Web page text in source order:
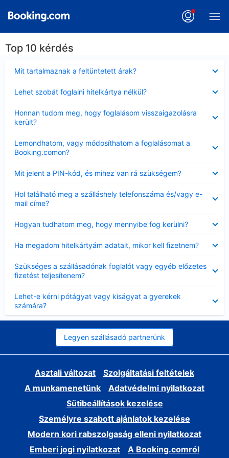
Top 10 kérdés
Mit tartalmaznak a feltüntetett árak?
Lehet szobát foglalni hitelkártya nélkül?
Honnan tudom meg, hogy foglalásom visszaigazolásra
került?
Lemondhatom, vagy módosíthatom a foglalásomat a
Booking.comon?
Mit jelent a PIN-kód, és mihez van rá szükségem?
Hol található meg a szálláshely telefonszáma és/vagy e-
mail címe?
Hogyan tudhatom meg, hogy mennyibe fog kerülni?
Ha megadom hitelkártyám adatait, mikor kell fizetnem?
Szükséges a szállásadónak foglalót vagy egyéb előzetes
fizetést teljesítenem?
Lehet-e kérni pótágyat vagy kiságyat a gyerekek
számára?
Legyen szállásadó partnerünk
Asztali változat
Szolgáltatási feltételek
A munkamenetünk
Adatvédelmi nyilatkozat
Sütibeállítások kezelése
Személyre szabott ajánlatok kezelése
Modern kori rabszolgaság elleni nyilatkozat
Emberi jogi nyilatkozat
A Booking.comról